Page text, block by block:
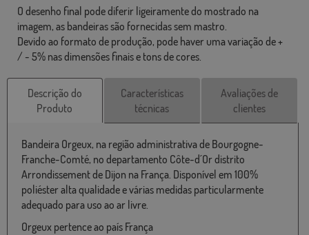
O desenho final pode diferir ligeiramente do mostrado na
imagem, as bandeiras são fornecidas sem mastro.
Devido ao formato de produção, pode haver uma variação de +
/ - 5% nas dimensões finais e tons de cores.
Descrição do
Produto
Características
técnicas
Avaliações de
clientes
Bandeira Orgeux, na região administrativa de Bourgogne-
Franche-Comté, no departamento Côte-d´Or distrito
Arrondissement de Dijon na França. Disponível em 100%
poliéster alta qualidade e várias medidas particularmente
adequado para uso ao ar livre.
Orgeux pertence ao país França